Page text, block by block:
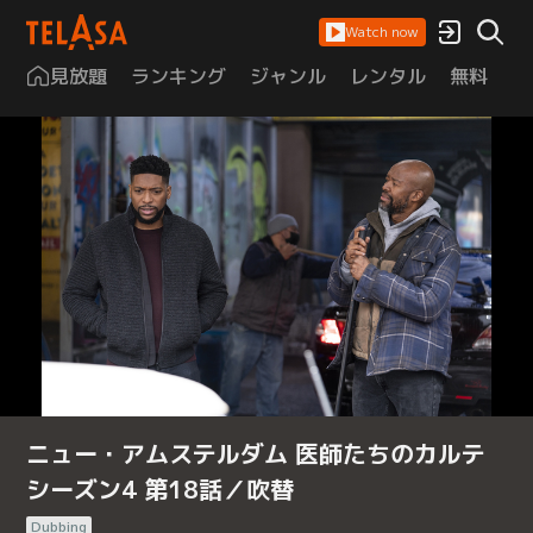
Watch now
見放題 ランキング ジャンル レンタル 無料
ニュー・アムステルダム 医師たちのカルテ
シーズン4 第18話／吹替
Dubbing